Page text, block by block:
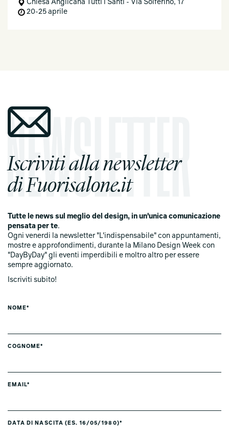
Chiesa Anglicana Tutti i Santi - Via Solferino, 17
20-25 aprile
Iscriviti alla newsletter
di Fuorisalone.it
Tutte le news sul meglio del design, in un'unica comunicazione
pensata per te.
Ogni venerdi la newsletter "L'indispensabile" con appuntamenti,
mostre e approfondimenti, durante la Milano Design Week con
"DayByDay" gli eventi imperdibili e moltro altro per essere
sempre aggiornato.
Iscriviti subito!
NOME*
COGNOME*
EMAIL*
DATA DI NASCITA (ES. 16/05/1980)*